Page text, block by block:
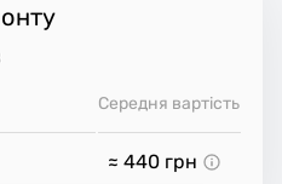
Середня вартість
≈ 440 грн